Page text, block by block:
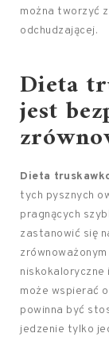
można tworzyć
odchudzającej.
Dieta
jest
Dieta
tych pysznych
pragnących
zastanowić się
niskokaloryczne
może wspierać
powinna być
jedzenie tylko